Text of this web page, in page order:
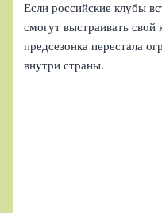
Если российские клубы
смогут выстраивать свой
предсезонка перестала
внутри страны.